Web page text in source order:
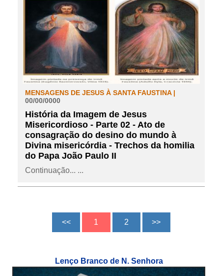
MENSAGENS DE JESUS À SANTA FAUSTINA |
00/00/0000
História da Imagem de Jesus
Misericordioso - Parte 02 - Ato de
consagração do desino do mundo à
Divina misericórdia - Trechos da homilia
do Papa João Paulo II
Continuação... ...
Lenço Branco de N. Senhora